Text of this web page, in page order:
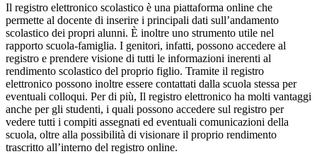
Il registro elettronico scolastico è una piattaforma online che
permette al docente di inserire i principali dati sull’andamento
scolastico dei propri alunni. È inoltre uno strumento utile nel
rapporto scuola-famiglia. I genitori, infatti, possono accedere al
registro e prendere visione di tutti le informazioni inerenti al
rendimento scolastico del proprio figlio. Tramite il registro
elettronico possono inoltre essere contattati dalla scuola stessa per
eventuali colloqui. Per di più, Il registro elettronico ha molti vantaggi
anche per gli studenti, i quali possono accedere sul registro per
vedere tutti i compiti assegnati ed eventuali comunicazioni della
scuola, oltre alla possibilità di visionare il proprio rendimento
trascritto all’interno del registro online.